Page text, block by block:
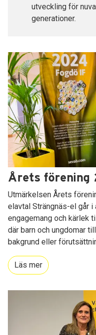
utveckling för
generationer.
Årets förening
Utmärkelsen Årets
elavtal Strängnäs-el går i
engagemang och kärlek
där barn och ungdomar
bakgrund eller
Läs mer